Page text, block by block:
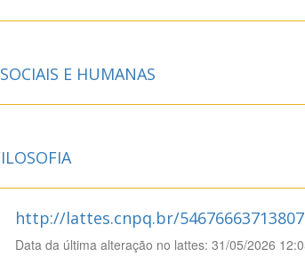
E HUMANAS
http://lattes.cnpq.br/
Data da última alteração no lattes: 31/05/2026